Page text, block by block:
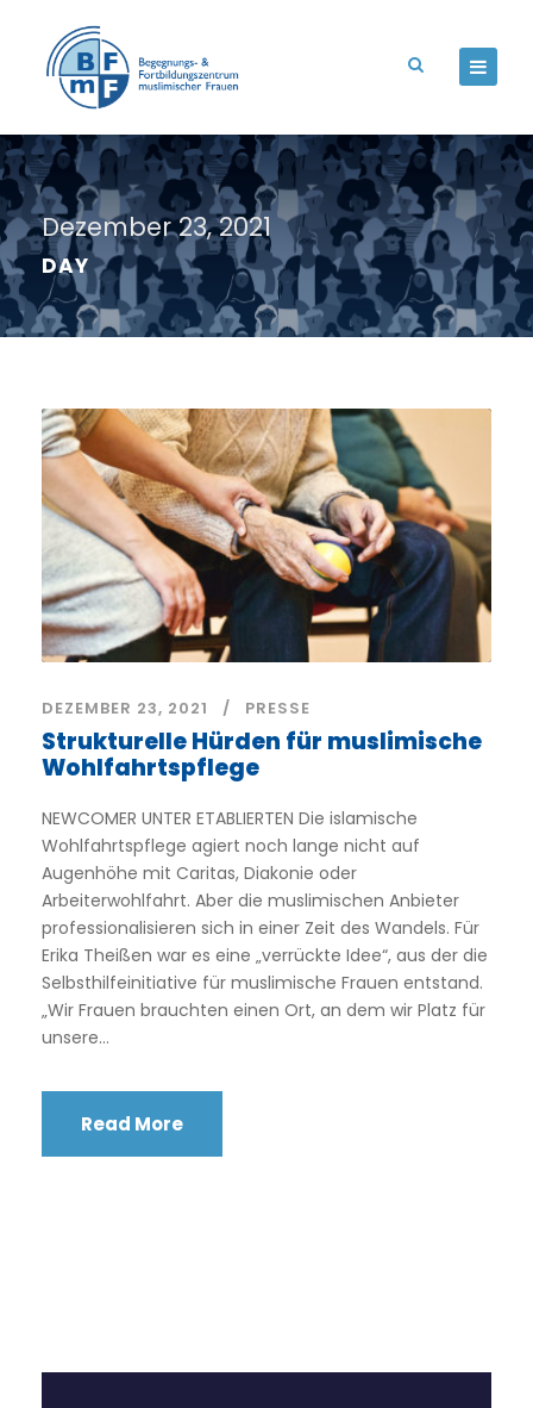
Dezember 23, 2021
DAY
DEZEMBER 23, 2021 PRESSE
Strukturelle Hürden für muslimische
Wohlfahrtspflege
NEWCOMER UNTER ETABLIERTEN Die islamische
Wohlfahrtspflege agiert noch lange nicht auf
Augenhöhe mit Caritas, Diakonie oder
Arbeiterwohlfahrt. Aber die muslimischen Anbieter
professionalisieren sich in einer Zeit des Wandels. Für
Erika Theißen war es eine „verrückte Idee“, aus der die
Selbsthilfeinitiative für muslimische Frauen entstand.
„Wir Frauen brauchten einen Ort, an dem wir Platz für
unsere...
Read More